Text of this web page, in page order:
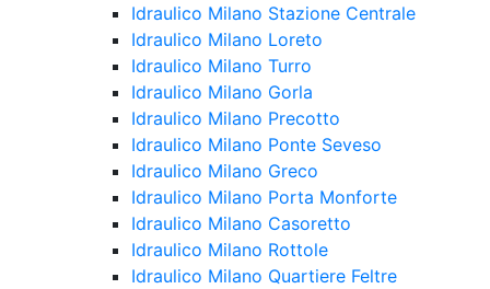
Idraulico Milano Stazione Centrale
Idraulico Milano Loreto
Idraulico Milano Turro
Idraulico Milano Gorla
Idraulico Milano Precotto
Idraulico Milano Ponte Seveso
Idraulico Milano Greco
Idraulico Milano Porta Monforte
Idraulico Milano Casoretto
Idraulico Milano Rottole
Idraulico Milano Quartiere Feltre